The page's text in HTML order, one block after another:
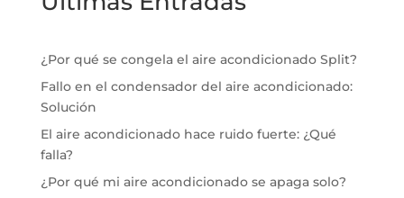
¿Por qué se congela el aire acondicionado Split?
Fallo en el condensador del aire acondicionado:
Solución
El aire acondicionado hace ruido fuerte: ¿Qué
falla?
¿Por qué mi aire acondicionado se apaga solo?